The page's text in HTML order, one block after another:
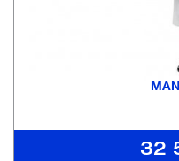
32